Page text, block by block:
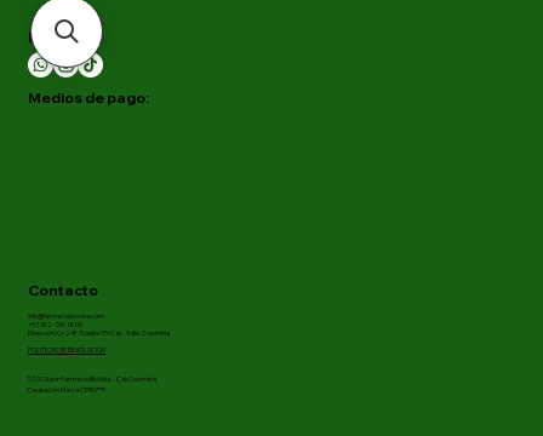
Contacto
info@farmaciabiovida.com
+57 302-760 18 09
Dirección: Cr 24F 3 oeste 115 Cali - Valle. Colombia
POLITICAS DE DEVOLUCION
Redes:
Medios de pago:
©2025 por Farmacia BioVida. - Cali Colombia
Created on Marca CERO™®